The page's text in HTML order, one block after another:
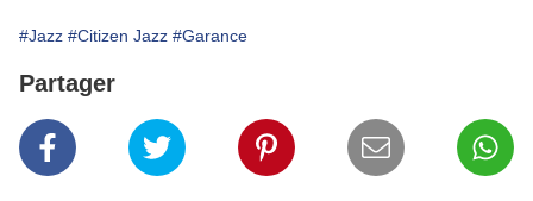
#Jazz #Citizen Jazz #Garance
Partager